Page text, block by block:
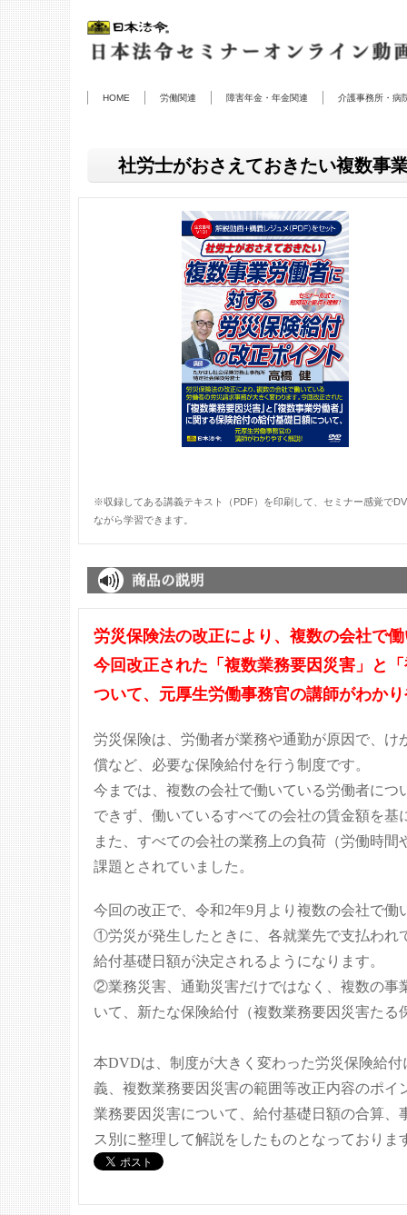
HOME 労働関連 障害年金・年金関連 介護事務所・病
社労士がおさえておきたい複数事
※収録してある講義テキスト（PDF）を印刷して、セミナー感覚で
ながら学習できます。
労災保険法の改正により、複数の会社で
今回改正された「複数業務要因災害」と
ついて、元厚生労働事務官の講師がわか
労災保険は、労働者が業務や通勤が原因で、
償など、必要な保険給付を行う制度です。
今までは、複数の会社で働いている労働者に
できず、働いているすべての会社の賃金額を
また、すべての会社の業務上の負荷（労働時
課題とされていました。
今回の改正で、令和2年9月より複数の会社で働
①労災が発生したときに、各就業先で支払われ
給付基礎日額が決定されるようになります。
②業務災害、通勤災害だけではなく、複数の事
いて、新たな保険給付（複数業務要因災害たる
本DVDは、制度が大きく変わった労災保険給
義、複数業務要因災害の範囲等改正内容のポ
業務要因災害について、給付基礎日額の合算
ス別に整理して解説をしたものとなっておりま